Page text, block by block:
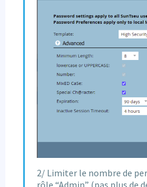
2/ Limiter le nombre de
rôle “Admin” (pas plus de